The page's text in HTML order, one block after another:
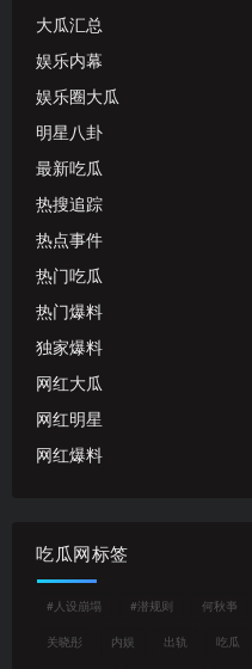
大瓜汇总
娱乐内幕
娱乐圈大瓜
明星八卦
最新吃瓜
热搜追踪
热点事件
热门吃瓜
热门爆料
独家爆料
网红大瓜
网红明星
网红爆料
吃瓜网标签
#人设崩塌 #潜规则 何秋亊
关晓彤 内娱 出轨 吃瓜